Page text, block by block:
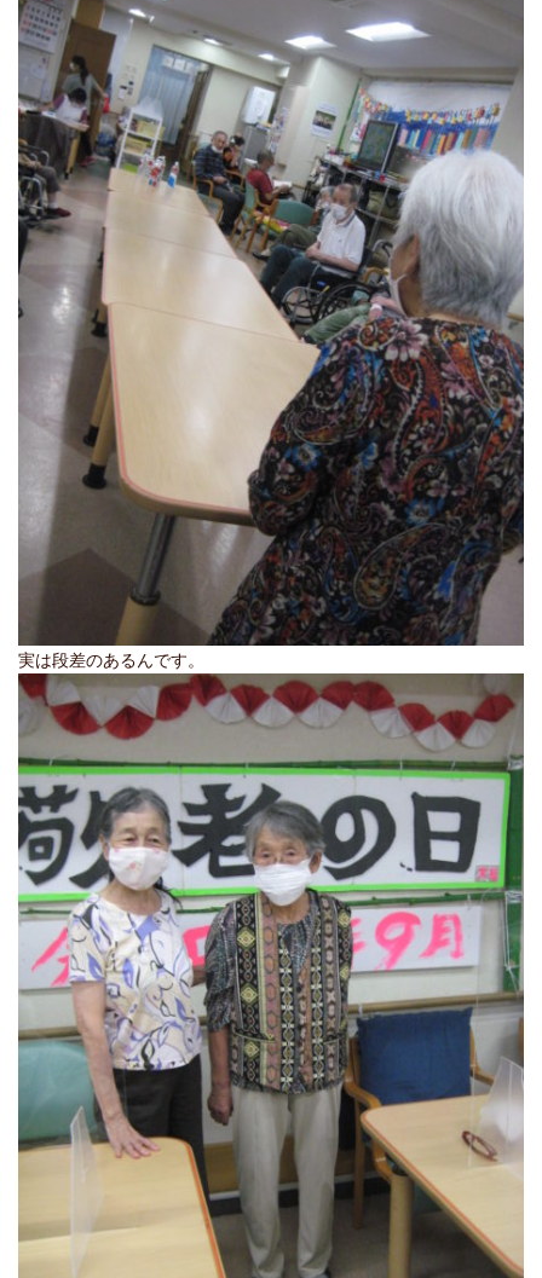
実は段差のあるんです。